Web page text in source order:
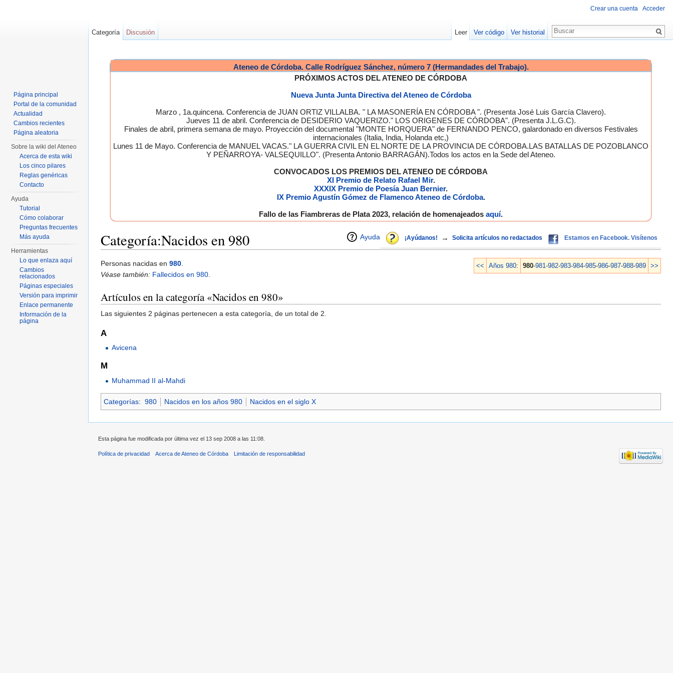
Ateneo de Córdoba. Calle Rodríguez Sánchez, número 7 (Hermandades del Trabajo).
PRÓXIMOS ACTOS DEL ATENEO DE CÓRDOBA
Nueva Junta Junta Directiva del Ateneo de Córdoba
Marzo , 1a.quincena. Conferencia de JUAN ORTIZ VILLALBA. " LA MASONERÍA EN CÓRDOBA ". (Presenta José Luis García Clavero).
Jueves 11 de abril. Conferencia de DESIDERIO VAQUERIZO." LOS ORIGENES DE CÓRDOBA". (Presenta J.L.G.C).
Finales de abril, primera semana de mayo. Proyección del documental "MONTE HORQUERA" de FERNANDO PENCO, galardonado en diversos Festivales
internacionales (Italia, India, Holanda etc,)
Lunes 11 de Mayo. Conferencia de MANUEL VACAS." LA GUERRA CIVIL EN EL NORTE DE LA PROVINCIA DE CÓRDOBA.LAS BATALLAS DE POZOBLANCO
Y PEÑARROYA- VALSEQUILLO". (Presenta Antonio BARRAGÁN).Todos los actos en la Sede del Ateneo.
CONVOCADOS LOS PREMIOS DEL ATENEO DE CÓRDOBA
XI Premio de Relato Rafael Mir.
XXXIX Premio de Poesía Juan Bernier.
IX Premio Agustín Gómez de Flamenco Ateneo de Córdoba.
Fallo de las Fiambreras de Plata 2023, relación de homenajeados aquí.
¡Ayúdanos! → Solicita artículos no redactados Estamos en Facebook. Visítenos
Ayuda
Categoría:Nacidos en 980
<< Años 980: 980-981-982-983-984-985-986-987-988-989 >>
Personas nacidas en 980.
Véase también: Fallecidos en 980.
Artículos en la categoría «Nacidos en 980»
Las siguientes 2 páginas pertenecen a esta categoría, de un total de 2.
A
Avicena
M
Muhammad II al-Mahdi
Categorías: 980 Nacidos en los años 980 Nacidos en el siglo X
Crear una cuenta Acceder
Categoría Discusión Leer Ver código Ver historial
Página principal
Portal de la comunidad
Actualidad
Cambios recientes
Página aleatoria
Sobre la wiki del Ateneo
Acerca de esta wiki
Los cinco pilares
Reglas genéricas
Contacto
Ayuda
Tutorial
Cómo colaborar
Preguntas frecuentes
Más ayuda
Herramientas
Lo que enlaza aquí
Cambios
relacionados
Páginas especiales
Versión para imprimir
Enlace permanente
Información de la
página
Esta página fue modificada por última vez el 13 sep 2008 a las 11:08.
Política de privacidad Acerca de Ateneo de Córdoba Limitación de responsabilidad